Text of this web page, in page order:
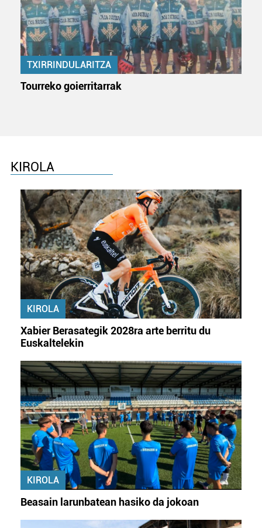
TXIRRINDULARITZA
Tourreko goierritarrak
KIROLA
KIROLA
Xabier Berasategik 2028ra arte berritu du
Euskaltelekin
KIROLA
Beasain larunbatean hasiko da jokoan